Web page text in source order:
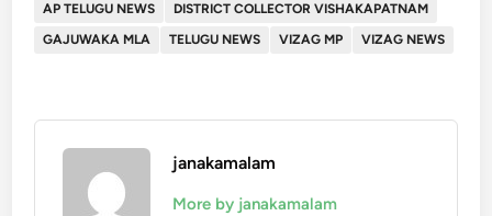
AP TELUGU NEWS
DISTRICT COLLECTOR VISHAKAPATNAM
GAJUWAKA MLA
TELUGU NEWS VIZAG MP VIZAG NEWS
janakamalam
More by janakamalam